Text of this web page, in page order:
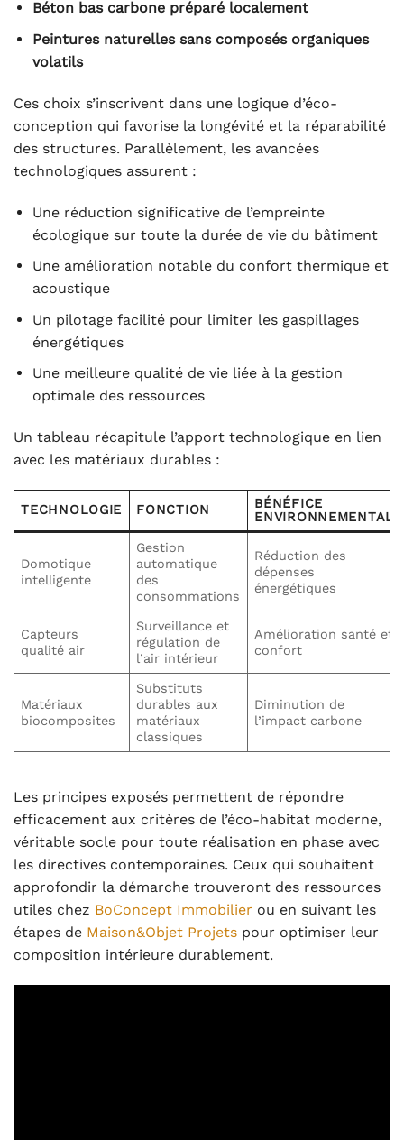
Béton bas carbone préparé localement
Peintures naturelles sans composés organiques
volatils
Ces choix s’inscrivent dans une logique d’éco-
conception qui favorise la longévité et la réparabilité
des structures. Parallèlement, les avancées
technologiques assurent :
Une réduction significative de l’empreinte
écologique sur toute la durée de vie du bâtiment
Une amélioration notable du confort thermique et
acoustique
Un pilotage facilité pour limiter les gaspillages
énergétiques
Une meilleure qualité de vie liée à la gestion
optimale des ressources
Un tableau récapitule l’apport technologique en lien
avec les matériaux durables :
TECHNOLOGIE FONCTION
BÉNÉFICE
ENVIRONNEMENTAL
Domotique
intelligente
Gestion
automatique
des
consommations
Réduction des
dépenses
énergétiques
Capteurs
qualité air
Surveillance et
régulation de
l’air intérieur
Amélioration santé et
confort
Matériaux
biocomposites
Substituts
durables aux
matériaux
classiques
Diminution de
l’impact carbone
Les principes exposés permettent de répondre
efficacement aux critères de l’éco-habitat moderne,
véritable socle pour toute réalisation en phase avec
les directives contemporaines. Ceux qui souhaitent
approfondir la démarche trouveront des ressources
utiles chez BoConcept Immobilier ou en suivant les
étapes de Maison&Objet Projets pour optimiser leur
composition intérieure durablement.